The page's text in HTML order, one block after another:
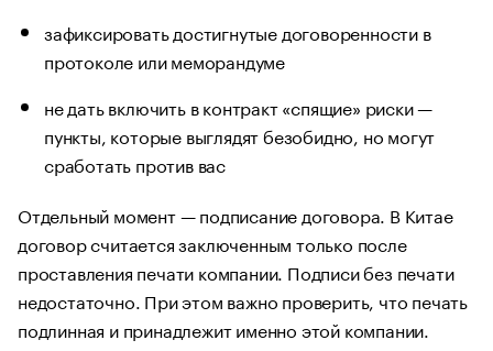
зафиксировать достигнутые договоренности в
протоколе или меморандуме
не дать включить в контракт «спящие» риски —
пункты, которые выглядят безобидно, но могут
сработать против вас
Отдельный момент — подписание договора. В Китае
договор считается заключенным только после
проставления печати компании. Подписи без печати
недостаточно. При этом важно проверить, что печать
подлинная и принадлежит именно этой компании.